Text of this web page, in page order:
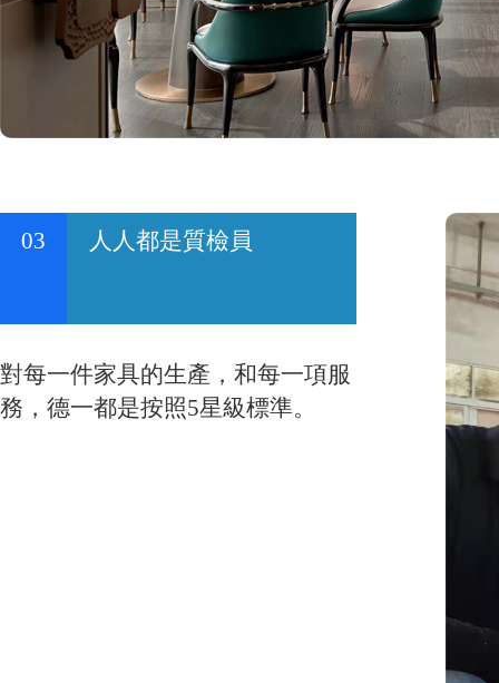
03 人人都是質檢員
對每一件家具的生產，和每一項服
務，德一都是按照5星級標準。